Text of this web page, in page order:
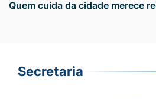
Quem cuida da cidade merece
Secretaria